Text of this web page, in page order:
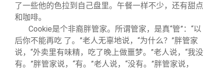
了一些他的色拉到自己盘里。午餐一样不少，还有甜点
和咖啡。
Cookie是个非裔胖管家。所谓管家，是真“管”：“以
后你不能再吃 了。”老人无辜地说，“为什么？”胖管家
说，“外卖里有味精，吃了晚上做噩梦。”老人说，“我没
有。”胖管家说，“有。”老人说，“没有。”胖管家说，